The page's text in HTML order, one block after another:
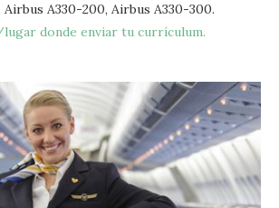
Airbus A330-200, Airbus A330-300.
donde enviar tu currículum.